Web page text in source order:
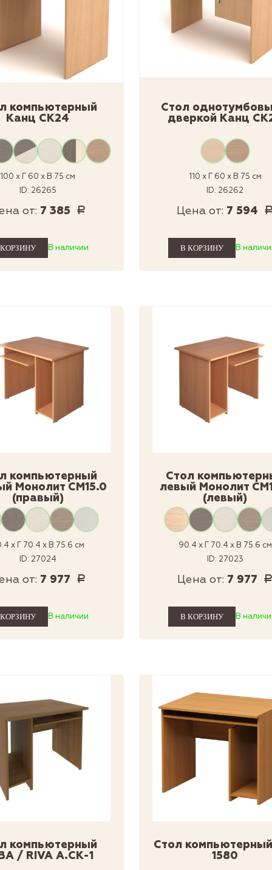
компьютерный
Канц СК24
100 x Г 60 x В 75 см
ID: 26265
от: 7 385 Р
В наличии
Стол
дверкой Канц
110 x Г 60 x В 75 см
ID: 26262
Цена от: 7 594
В
компьютерный
Монолит СМ15.0
(правый)
x Г 70.4 x В 75.6 см
ID: 27024
от: 7 977 Р
В наличии
Стол
левый Монолит
(левый)
90.4 x Г 70.4 x В 75.6 см
ID: 27023
Цена от: 7 977
В
компьютерный
/ RIVA А.СК-1
Стол
1580